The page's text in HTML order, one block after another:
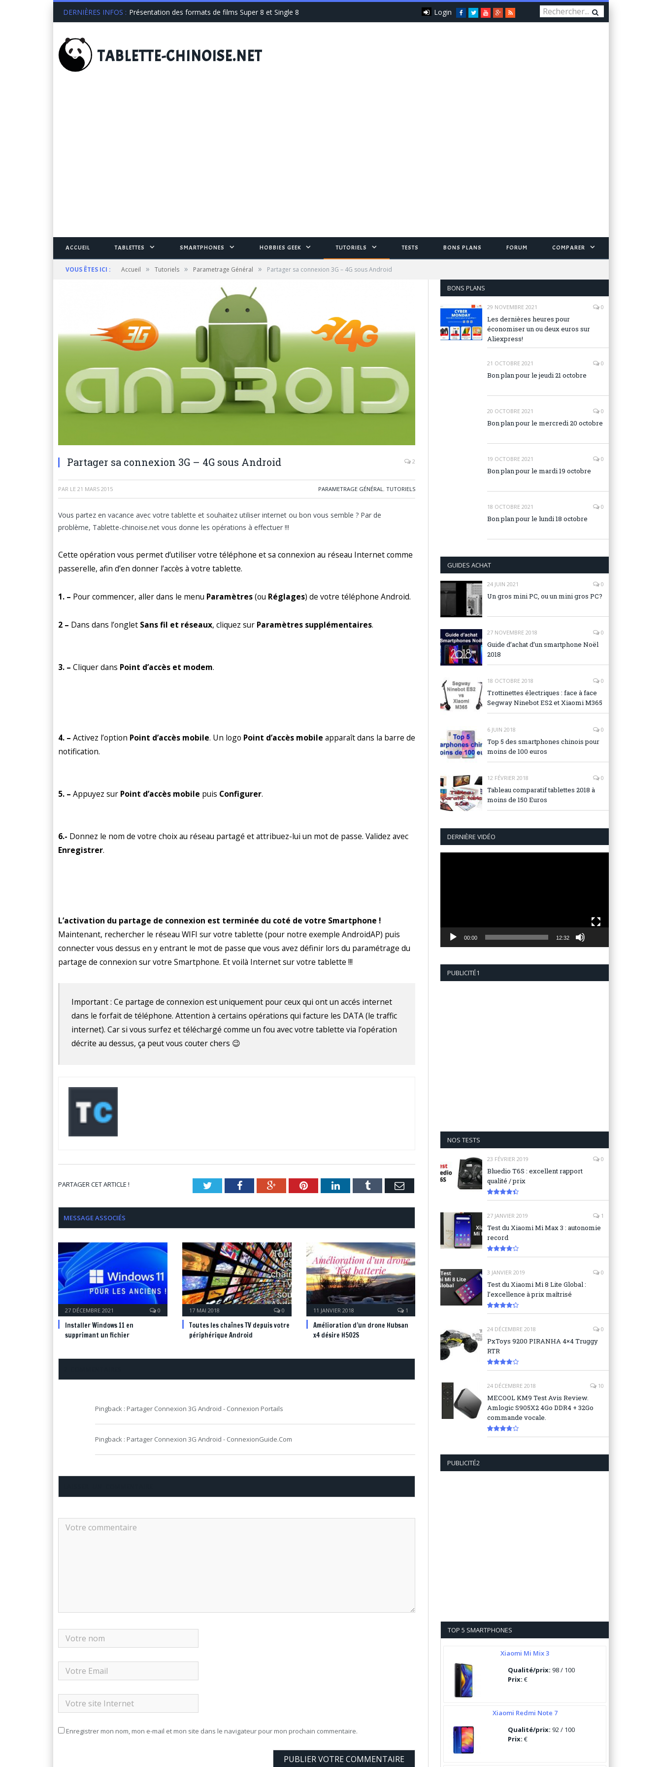
DERNIÈRES INFOS : Présentation des formats de films Super 8 et Single 8 Facebook
TwitterYou
Tube
Google+
RSS
Login
TABLETTE-CHINOISE.NET
ACCUEIL TABLETTES SMARTPHONES HOBBIES GEEK TUTORIELS TESTS BONS PLANS FORUM COMPARER
VOUS ÊTES ICI : Accueil » Tutoriels » Parametrage Général » Partager sa connexion 3G – 4G sous Android
Partager sa connexion 3G – 4G sous Android 2
PAR LE 21 MARS 2015 PARAMETRAGE GÉNÉRAL,TUTORIELS
Vous partez en vacance avec votre tablette et souhaitez utiliser internet ou bon vous semble ? Par de
problème, Tablette-chinoise.net vous donne les opérations à effectuer !!!
Cette opération vous permet d’utiliser votre téléphone et sa connexion au réseau Internet comme
passerelle, afin d’en donner l’accès à votre tablette.
1. – Pour commencer, aller dans le menu Paramètres(ou Réglages) de votre téléphone Android.
2 – Dans dans l’onglet Sans fil et réseaux, cliquez sur Paramètres supplémentaires.
3. – Cliquer dans Point d’accès et modem.
4. – Activez l’option Point d’accès mobile. Un logo Point d’accès mobile apparaît dans la barre de
notification.
5. – Appuyez sur Point d’accès mobile puis Configurer.
6.- Donnez le nom de votre choix au réseau partagé et attribuez-lui un mot de passe. Validez avec
Enregistrer.
L’activation du partage de connexion est terminée du coté de votre Smartphone !
Maintenant, rechercher le réseau WIFI sur votre tablette (pour notre exemple AndroidAP) puis
connecter vous dessus en y entrant le mot de passe que vous avez définir lors du paramétrage du
partage de connexion sur votre Smartphone. Et voilà Internet sur votre tablette !!!
Important : Ce partage de connexion est uniquement pour ceux qui ont un accés internet
dans le forfait de téléphone. Attention à certains opérations qui facture les DATA (le traffic
internet). Car si vous surfez et téléchargé comme un fou avec votre tablette via l’opération
décrite au dessus, ça peut vous couter chers 😉
PARTAGER CET ARTICLE ! TwitterFacebookGoogle+PinterestLinkedInTumblr Email
MESSAGE ASSOCIÉS
27 DÉCEMBRE 2021 0
Installer Windows 11 en
supprimant un fichier
17 MAI 2018 0
Toutes les chaînes TV depuis votre
périphérique Android
11 JANVIER 2018 1
Amélioration d’un drone Hubsan
x4 désire H502S
Pingback : Partager Connexion 3G Android - Connexion Portails
Pingback : Partager Connexion 3G Android - ConnexionGuide.Com
Enregistrer mon nom, mon e-mail et mon site dans le navigateur pour mon prochain commentaire.
BONS PLANS
29 NOVEMBRE 2021 0
Les dernières heures pour
économiser un ou deux euros sur
Aliexpress!
21 OCTOBRE 2021 0
Bon plan pour le jeudi 21 octobre
20 OCTOBRE 2021 0
Bon plan pour le mercredi 20 octobre
19 OCTOBRE 2021 0
Bon plan pour le mardi 19 octobre
18 OCTOBRE 2021 0
Bon plan pour le lundi 18 octobre
GUIDES ACHAT
24 JUIN 2021 0
Un gros mini PC, ou un mini gros PC?
27 NOVEMBRE 2018 0
Guide d’achat d’un smartphone Noël
2018
18 OCTOBRE 2018 0
Trottinettes électriques : face à face
Segway Ninebot ES2 et Xiaomi M365
6 JUIN 2018 0
Top 5 des smartphones chinois pour
moins de 100 euros
12 FÉVRIER 2018 0
Tableau comparatif tablettes 2018 à
moins de 150 Euros
DERNIÈRE VIDÉO
00:00 12:32
PUBLICITÉ1
NOS TESTS
23 FÉVRIER 2019 0
Bluedio T6S : excellent rapport
qualité / prix
27 JANVIER 2019 1
Test du Xiaomi Mi Max 3 : autonomie
record
3 JANVIER 2019 0
Test du Xiaomi Mi 8 Lite Global :
l’excellence à prix maîtrisé
24 DÉCEMBRE 2018 0
PxToys 9200 PIRANHA 4×4 Truggy
RTR
24 DÉCEMBRE 2018 10
MECOOL KM9 Test Avis Review.
Amlogic S905X2 4Go DDR4 + 32Go
commande vocale.
PUBLICITÉ2
TOP 5 SMARTPHONES
Xiaomi Mi Mix 3
Qualité/prix:98 / 100
Prix:€
Xiaomi Redmi Note 7
Qualité/prix:92 / 100
Prix:€